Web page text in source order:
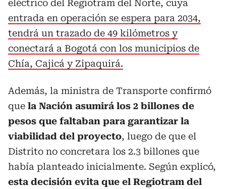
eléctrico del Regiotram del Norte, cuya
entrada en operación se espera para 2034,
tendrá un trazado de 49 kilómetros y
conectará a Bogotá con los municipios de
Chía, Cajicá y Zipaquirá.
Además, la ministra de Transporte confirmó
que la Nación asumirá los 2 billones de
pesos que faltaban para garantizar la
viabilidad del proyecto, luego de que el
Distrito no concretara los 2.3 billones que
había planteado inicialmente. Según explicó,
esta decisión evita que el Regiotram del